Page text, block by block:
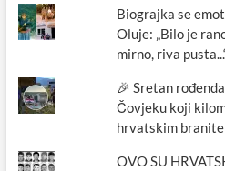
Biograjka se
Oluje: „Bilo je
mirno, riva
🎉 Sretan
Čovjeku koji
hrvatskim
OVO SU